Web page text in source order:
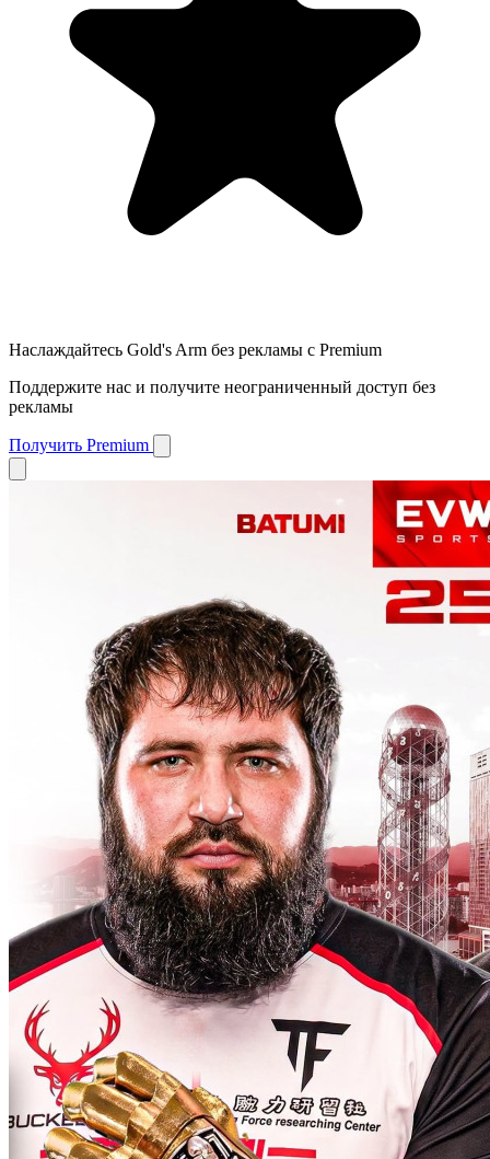
Наслаждайтесь Gold's Arm без рекламы с Premium
Поддержите нас и получите неограниченный доступ без
рекламы
Получить Premium